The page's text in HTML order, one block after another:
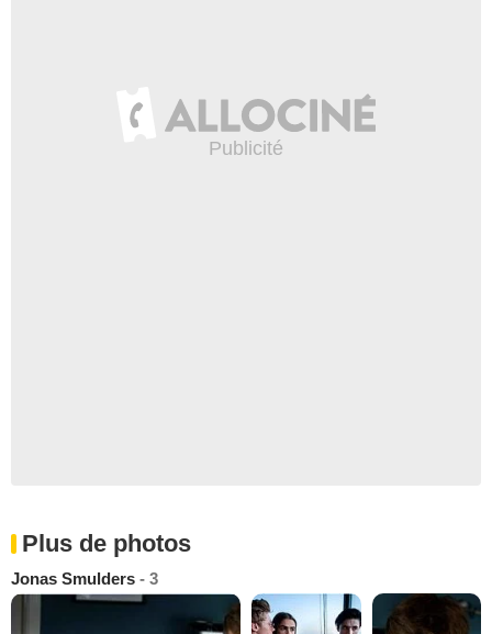
Plus de photos
Jonas Smulders - 3